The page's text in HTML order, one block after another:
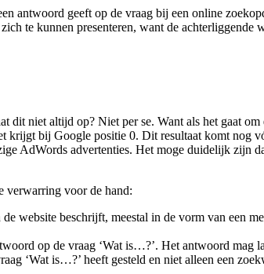
antwoord geeft op de vraag bij een online
te kunnen presenteren, want de
niet altijd op? Niet per se. Want als het gaat
krijgt bij Google positie 0. Dit resultaat komt nog
AdWords advertenties. Het moge duidelijk zijn
verwarring voor de hand:
website beschrijft, meestal in de vorm van een
op de vraag ‘Wat is…?’. Het antwoord mag
‘Wat is…?’ heeft gesteld en niet alleen een